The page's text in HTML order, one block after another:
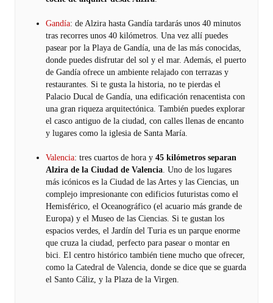
Gandía: de Alzira hasta Gandía tardarás unos 40 minutos
tras recorres unos 40 kilómetros. Una vez allí puedes
pasear por la Playa de Gandía, una de las más conocidas,
donde puedes disfrutar del sol y el mar. Además, el puerto
de Gandía ofrece un ambiente relajado con terrazas y
restaurantes. Si te gusta la historia, no te pierdas el
Palacio Ducal de Gandía, una edificación renacentista con
una gran riqueza arquitectónica. También puedes explorar
el casco antiguo de la ciudad, con calles llenas de encanto
y lugares como la iglesia de Santa María.
Valencia: tres cuartos de hora y 45 kilómetros separan
Alzira de la Ciudad de Valencia. Uno de los lugares
más icónicos es la Ciudad de las Artes y las Ciencias, un
complejo impresionante con edificios futuristas como el
Hemisférico, el Oceanográfico (el acuario más grande de
Europa) y el Museo de las Ciencias. Si te gustan los
espacios verdes, el Jardín del Turia es un parque enorme
que cruza la ciudad, perfecto para pasear o montar en
bici. El centro histórico también tiene mucho que ofrecer,
como la Catedral de Valencia, donde se dice que se guarda
el Santo Cáliz, y la Plaza de la Virgen.